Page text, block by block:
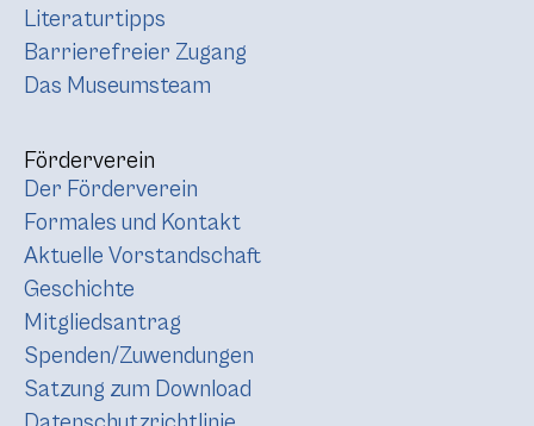
Literaturtipps
Barrierefreier Zugang
Das Museumsteam
Förderverein
Der Förderverein
Formales und Kontakt
Aktuelle Vorstandschaft
Geschichte
Mitgliedsantrag
Spenden/Zuwendungen
Satzung zum Download